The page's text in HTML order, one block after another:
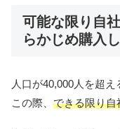
可能な限り自
らかじめ購入
人口が40,000人を超
この際、 できる限り自